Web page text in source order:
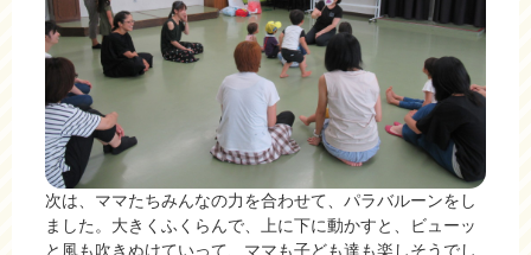
次は、ママたちみんなの力を合わせて、パラバルーンをし
ました。大きくふくらんで、上に下に動かすと、ビューッ
と風も吹きぬけていって、ママも子ども達も楽しそうでし